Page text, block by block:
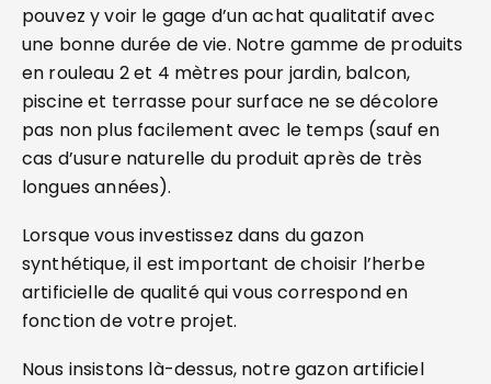
pouvez y voir le gage d’un achat qualitatif avec
une bonne durée de vie. Notre gamme de produits
en rouleau 2 et 4 mètres pour jardin, balcon,
piscine et terrasse pour surface ne se décolore
pas non plus facilement avec le temps (sauf en
cas d’usure naturelle du produit après de très
longues années).
Lorsque vous investissez dans du gazon
synthétique, il est important de choisir l’herbe
artificielle de qualité qui vous correspond en
fonction de votre projet.
Nous insistons là-dessus, notre gazon artificiel